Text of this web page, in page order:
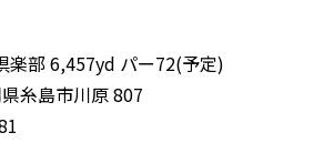
楽部 6,457yd パー72(予定)
糸島市川原 807